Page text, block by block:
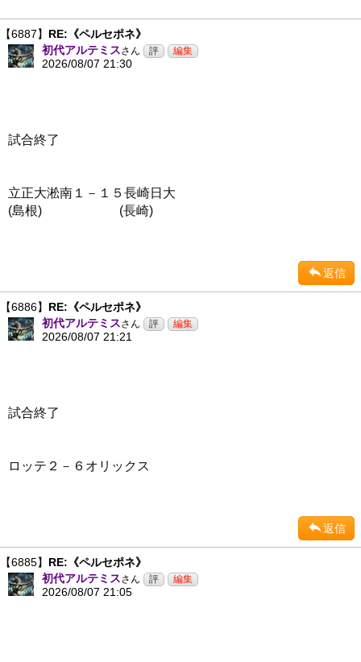
【6887】 RE:《ペルセポネ》
初代アルテミスさん
2026/08/07 21:30
試合終了
立正大淞南１－１５長崎日大
(島根) (長崎)
返信
【6886】 RE:《ペルセポネ》
初代アルテミスさん
2026/08/07 21:21
試合終了
ロッテ２－６オリックス
返信
【6885】 RE:《ペルセポネ》
初代アルテミスさん
2026/08/07 21:05